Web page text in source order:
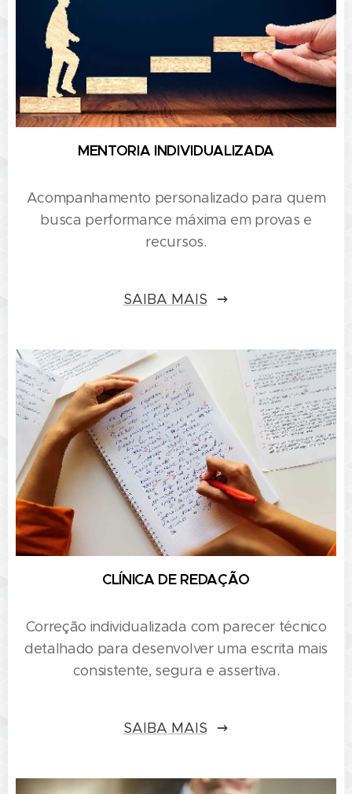
MENTORIA INDIVIDUALIZADA
Acompanhamento personalizado para quem
busca performance máxima em provas e
recursos.
SAIBA MAIS
CLÍNICA DE REDAÇÃO
Correção individualizada com parecer técnico
detalhado para desenvolver uma escrita mais
consistente, segura e assertiva.
SAIBA MAIS